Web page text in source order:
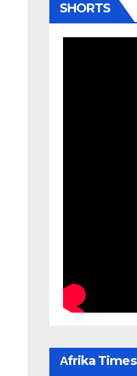
SHORTS
Αfrika Times